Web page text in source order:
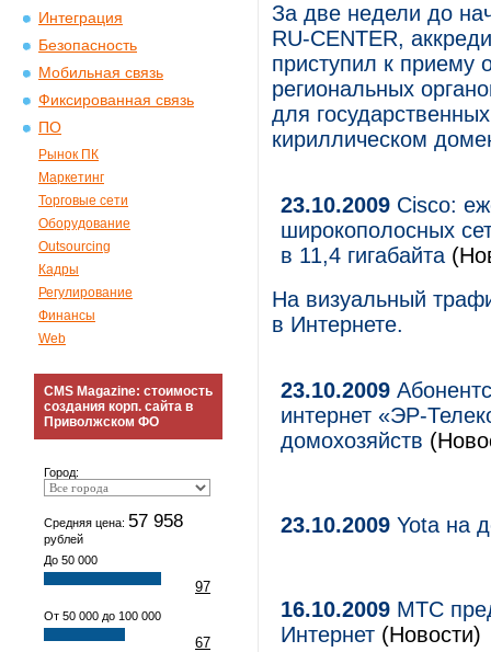
Интеграция
Безопасность
Мобильная связь
Фиксированная связь
ПО
Рынок ПК
Маркетинг
Торговые сети
Оборудование
Outsourcing
Кадры
Регулирование
Финансы
Web
CMS Magazine: стоимость
создания корп. сайта в
Приволжском ФО
Город:
Средняя цена: 57 958
рублей
До 50 000
97
От 50 000 до 100 000
67
За две недели до
RU-CENTER,
приступил к приему
региональных
для
кириллическом
23.10.2009 Cisco:
широкополосных
в 11,4 гигабайта
На визуальный
в Интернете.
23.10.2009
интернет «ЭР-
домохозяйств
23.10.2009 Yota на
16.10.2009 МТС
Интернет (Новости)